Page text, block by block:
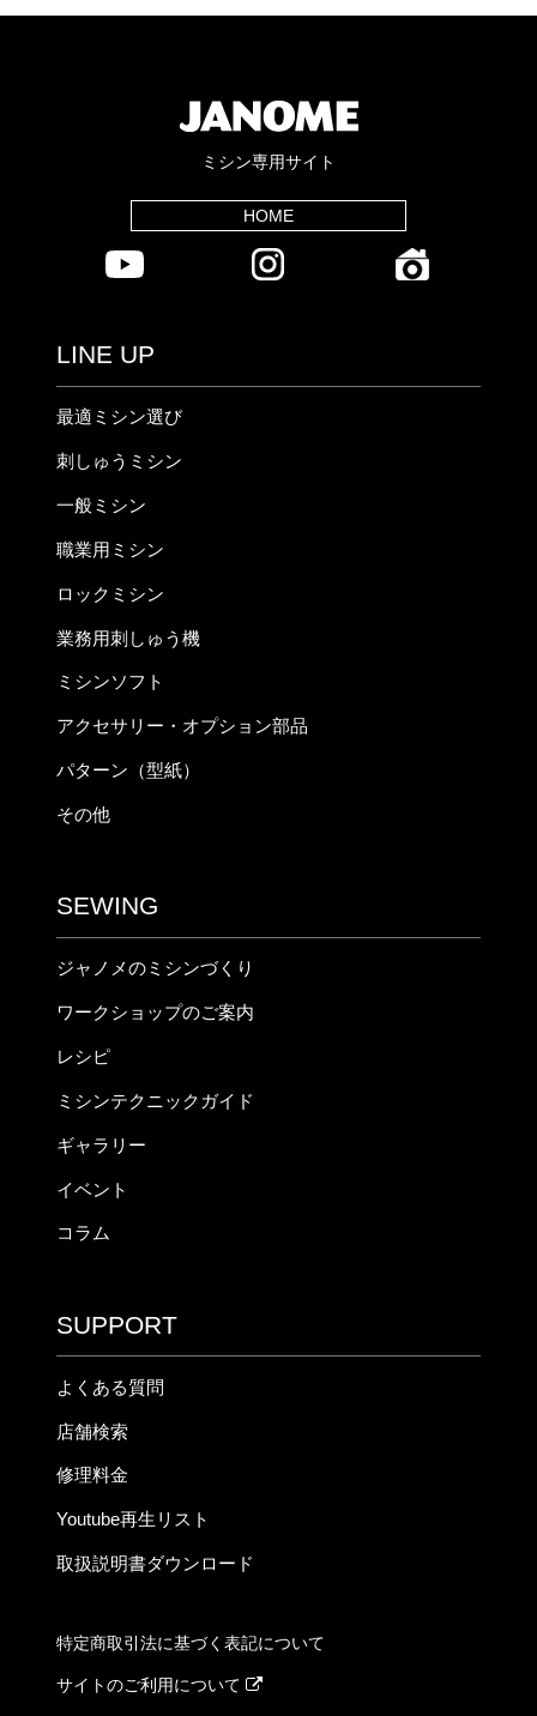
ミシン専用サイト
HOME
LINE UP
最適ミシン選び
刺しゅうミシン
一般ミシン
職業用ミシン
ロックミシン
業務用刺しゅう機
ミシンソフト
アクセサリー・オプション部品
パターン（型紙）
その他
SEWING
ジャノメのミシンづくり
ワークショップのご案内
レシピ
ミシンテクニックガイド
ギャラリー
イベント
コラム
SUPPORT
よくある質問
店舗検索
修理料金
Youtube再生リスト
取扱説明書ダウンロード
特定商取引法に基づく表記について
サイトのご利用について